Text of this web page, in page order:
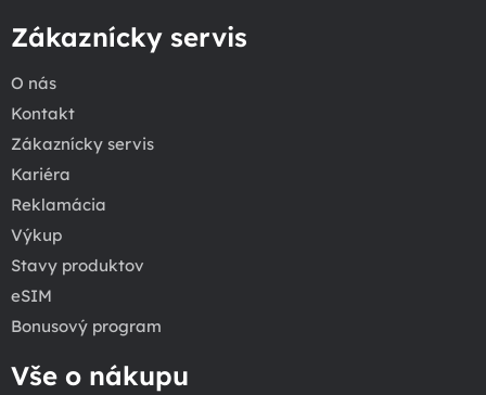
Zákaznícky servis
O nás
Kontakt
Zákaznícky servis
Kariéra
Reklamácia
Výkup
Stavy produktov
eSIM
Bonusový program
Vše o nákupu